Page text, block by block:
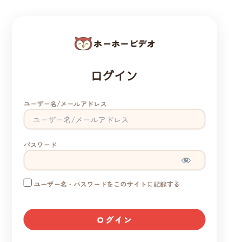
ホーホービデオ
ログイン
ユーザー名/メールアドレス
パスワード
ユーザー名・パスワードをこのサイトに記録する